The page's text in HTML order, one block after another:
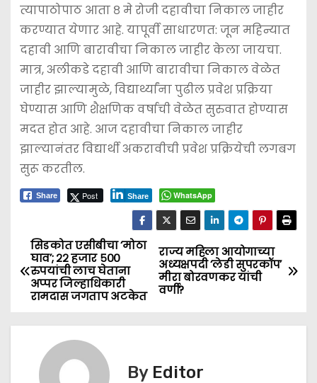
त्यापाठोपाठ आता ८ मे रोजी दहावीचा निकाल जाहीर
करण्यात येणार आहे. यापूर्वी साधारणत: जून महिन्यात
दहावी आणि बारावीचा निकाल जाहीर केला जायचा.
मात्र, अलीकडे दहावी आणि बारावीचा निकाल वेळेत
जाहीर झाल्यामुळे, विद्यार्थ्यांना पुढील प्रवेश प्रक्रिया
घेण्यास आणि शैक्षणिक वर्षाची वेळेत सुरुवात होण्यास
मदत होत आहे. आज दहावीचा निकाल जाहीर
झाल्यानंतर विद्यार्थी अकरावीची प्रवेश प्रक्रियेची लगबग
सुरू करतील.
Share Post Share WhatsApp
P
o
राज्य महिला आयोगाच्या
अध्यक्षपदी ‘लेडी सुपरकॉप’
मीरा बोरवणकर यांची
वर्णी?
सिडकोत एसीबीचा ‘मोठा
घाव’; २२ हजार ५००
रुपयांची लाच घेताना
अप्पर जिल्हाधिकारी
रामदास जगताप अटकेत
By Editor